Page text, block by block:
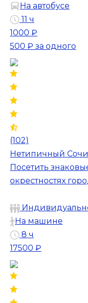
На автобусе
11 ч
1000 ₽
500 ₽ за одного
(102)
Нетипичный
Посетить
окрестностях
На машине
8 ч
17500 ₽